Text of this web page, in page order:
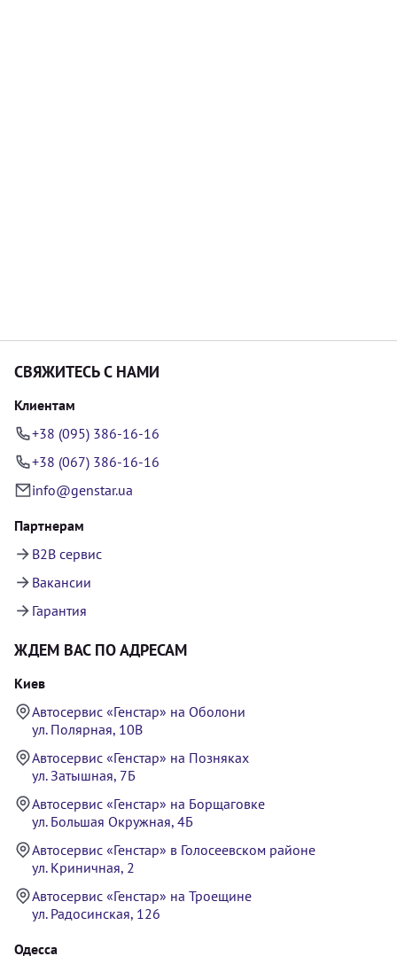
СВЯЖИТЕСЬ С НАМИ
Клиентам
+38 (095) 386-16-16
+38 (067) 386-16-16
info@genstar.ua
Партнерам
B2B сервис
Вакансии
Гарантия
ЖДЕМ ВАС ПО АДРЕСАМ
Киев
Автосервис «Генстар» на Оболони
ул. Полярная, 10В
Автосервис «Генстар» на Позняках
ул. Затышная, 7Б
Автосервис «Генстар» на Борщаговке
ул. Большая Окружная, 4Б
Автосервис «Генстар» в Голосеевском районе
ул. Криничная, 2
Автосервис «Генстар» на Троещине
ул. Радосинская, 126
Одесса